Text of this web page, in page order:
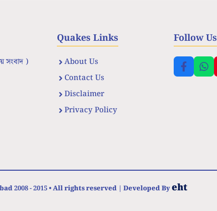
সংবাদ )
Quakes Links
About Us
Contact Us
Disclaimer
Privacy Policy
Follow Us
2008 - 2015 • All rights reserved | Developed Byeht